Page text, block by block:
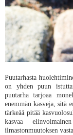
Puutarhasta
on yhden puun
puutarha tarjoaa
enemmän kasveja, sitä
tärkeää pitää
kasvaa
ilmastonmuutoksen